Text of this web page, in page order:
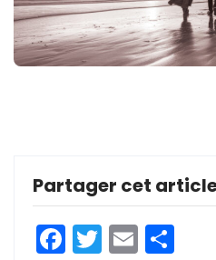
Partager cet
Facebook
Twitter
Email